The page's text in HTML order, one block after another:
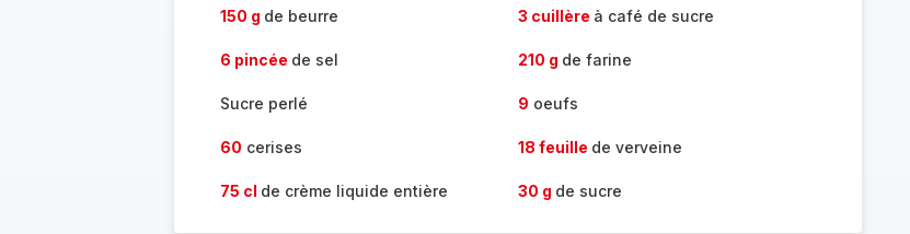
150 g de beurre 3 cuillère à café de sucre
6 pincée de sel 210 g de farine
Sucre perlé 9 oeufs
60 cerises 18 feuille de verveine
75 cl de crème liquide entière 30 g de sucre